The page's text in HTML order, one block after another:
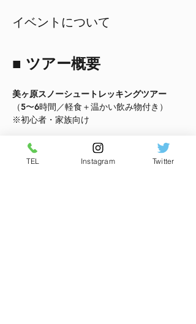
イベントについて
■ ツアー概要
美ヶ原スノーシュートレッキングツアー
（5〜6時間／軽食＋温かい飲み物付き）
※初心者・家族向け
⸻
TEL Instagram Twitter